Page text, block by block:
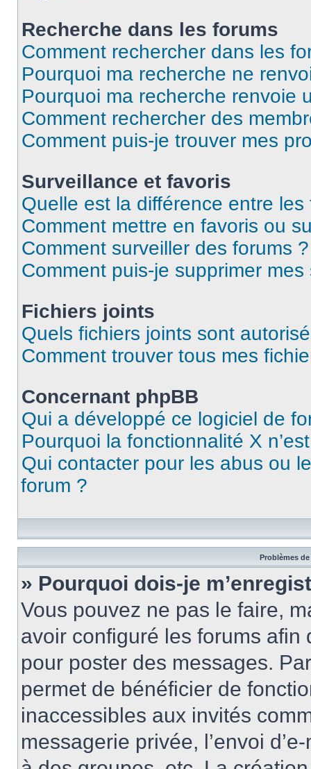
Recherche dans les forums
Comment rechercher dans les
Pourquoi ma recherche ne
Pourquoi ma recherche renvoie
Comment rechercher des
Comment puis-je trouver mes
Surveillance et favoris
Quelle est la différence entre
Comment mettre en favoris ou
Comment surveiller des forums ?
Comment puis-je supprimer
Fichiers joints
Quels fichiers joints sont
Comment trouver tous mes
Concernant phpBB
Qui a développé ce logiciel de
Pourquoi la fonctionnalité X
Qui contacter pour les abus ou
forum ?
Problèmes
» Pourquoi dois-je
Vous pouvez ne pas le faire,
avoir configuré les forums afin
pour poster des messages.
permet de bénéficier de
inaccessibles aux invités
messagerie privée, l’envoi